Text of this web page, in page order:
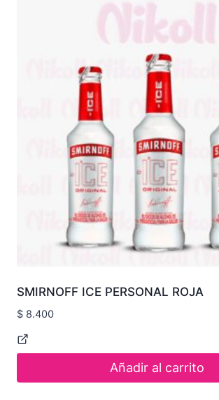
SMIRNOFF ICE PERSONAL ROJA
$ 8.400
Añadir al carrito